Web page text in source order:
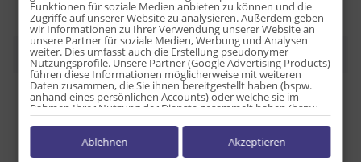
Beschreibung
Nährwerte je 100g:
Funktionen für soziale Medien anbieten zu können und die
Zugriffe auf unserer Website zu analysieren. Außerdem geben
wir Informationen zu Ihrer Verwendung unserer Website an
unsere Partner für soziale Medien, Werbung und Analysen
weiter. Dies umfasst auch die Erstellung pseudonymer
Nutzungsprofile. Unsere Partner (Google Advertising Products)
führen diese Informationen möglicherweise mit weiteren
Daten zusammen, die Sie ihnen bereitgestellt haben (bspw.
anhand eines persönlichen Accounts) oder welche sie im
Rahmen Ihrer Nutzung der Dienste gesammelt haben (bspw.
Nutzungsdaten anderer Geräte). Ihre Einwilligung zur Nutzung
von Cookies und Pixeln können Sie jederzeit widerrufen,
indem Sie auf den Datenschutz-Button links unten klicken und
dort die entsprechenden Anpassungen vornehmen.
Ablehnen Akzeptieren